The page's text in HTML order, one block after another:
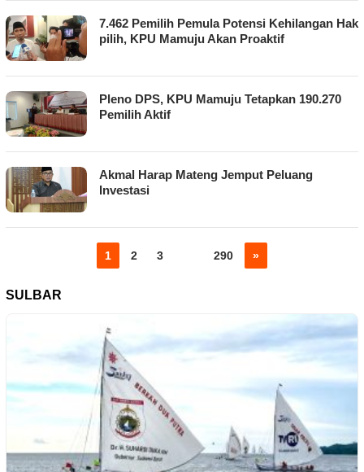
7.462 Pemilih Pemula Potensi Kehilangan Hak
pilih, KPU Mamuju Akan Proaktif
Pleno DPS, KPU Mamuju Tetapkan 190.270
Pemilih Aktif
Akmal Harap Mateng Jemput Peluang
Investasi
1 2 3 290 »
SULBAR